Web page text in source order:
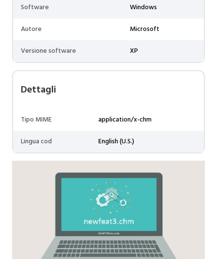
Software
Windows
Autore
Microsoft
Versione software
XP
Dettagli
Tipo MIME
application/x-chm
Lingua cod
English (U.S.)